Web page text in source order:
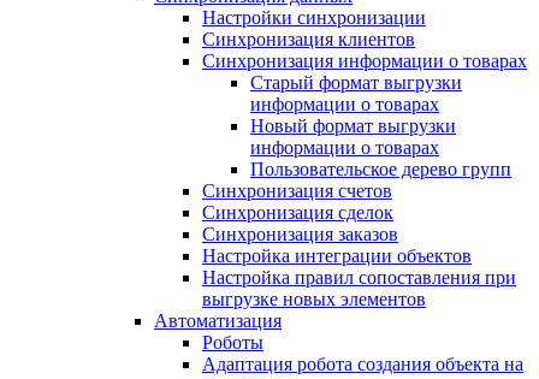
Настройки синхронизации
Синхронизация клиентов
Синхронизация информации о товарах
Старый формат выгрузки
информации о товарах
Новый формат выгрузки
информации о товарах
Пользовательское дерево групп
Синхронизация счетов
Синхронизация сделок
Синхронизация заказов
Настройка интеграции объектов
Настройка правил сопоставления при
выгрузке новых элементов
Автоматизация
Роботы
Адаптация робота создания объекта на